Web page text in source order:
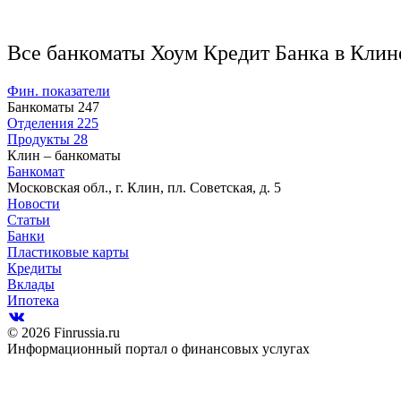
Все банкоматы Хоум Кредит Банка в
Фин. показатели
Банкоматы 247
Отделения 225
Продукты 28
Клин – банкоматы
Банкомат
Московская обл., г. Клин, пл. Советская, д. 5
Новости
Статьи
Банки
Пластиковые карты
Кредиты
Вклады
Ипотека
© 2026 Finrussia.ru
Информационный портал о финансовых услугах